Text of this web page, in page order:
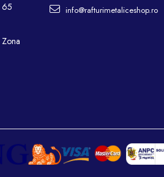
65
info@rafturimetaliceshop.ro